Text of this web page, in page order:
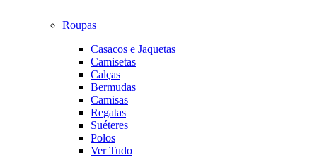
Roupas
Casacos e Jaquetas
Camisetas
Calças
Bermudas
Camisas
Regatas
Suéteres
Polos
Ver Tudo